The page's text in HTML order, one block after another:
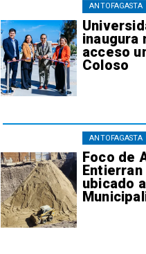
inaugura
acceso
Coloso
ANTOFAGASTA
Foco de
ubicado
ANTOFAGASTA